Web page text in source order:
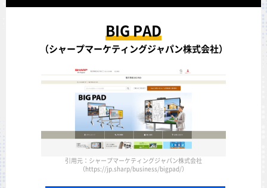
BIG PAD
（シャープマーケティングジャパン株式会社）
引用元：シャープマーケティングジャパン株式会社
（https://jp.sharp/business/bigpad/）